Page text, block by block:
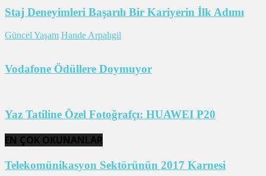
Staj Deneyimleri Başarılı Bir Kariyerin İlk Adımı
Güncel Yaşam Hande Arpalıgil
Vodafone Ödüllere Doymuyor
Yaz Tatiline Özel Fotoğrafçı: HUAWEI P20
EN ÇOK OKUNANLAR
Telekomünikasyon Sektörünün 2017 Karnesi